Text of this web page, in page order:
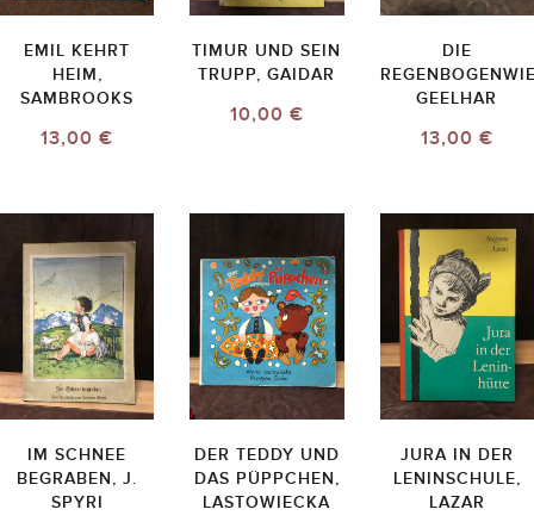
EMIL KEHRT
HEIM,
SAMBROOKS
13,00 €
TIMUR UND SEIN
TRUPP, GAIDAR
10,00 €
DIE
GEELHAR
13,00 €
IM SCHNEE
BEGRABEN, J.
SPYRI
DER TEDDY UND
DAS PÜPPCHEN,
LASTOWIECKA
JURA IN DER
LENINSCHULE,
LAZAR